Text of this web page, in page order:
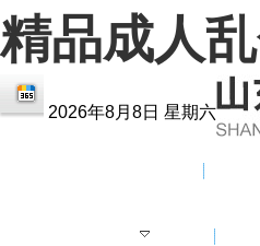
精品成人
2026年8月8日 星期六
專利產(chǎn)品